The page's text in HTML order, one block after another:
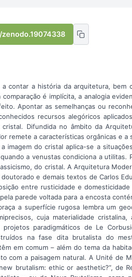
zenodo.19074338
contar a história da arquitetura,
é implícita, a analogia
Apontar as semelhanças ou
recursos alegóricos
Difundida no âmbito da
remete a características orgânicas e
imagem do cristal aplica-se a
a venustas condiciona a utilitas.
do cristal. A Arquitetura
e demais textos de Carlos
entre rusticidade e
parede voltada para a encosta
a superfície rugosa lembra um
cuja materialidade cristalina,
paradigmáticos de Le
na fase dita brutalista do
em comum – além do tema da
com a paisagem natural. A Unité de
brutalism: ethic or aesthetic?”, de